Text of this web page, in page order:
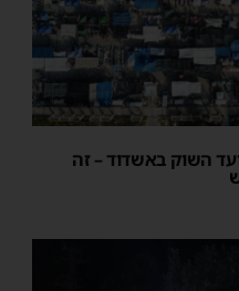
השוק באשדוד – זה